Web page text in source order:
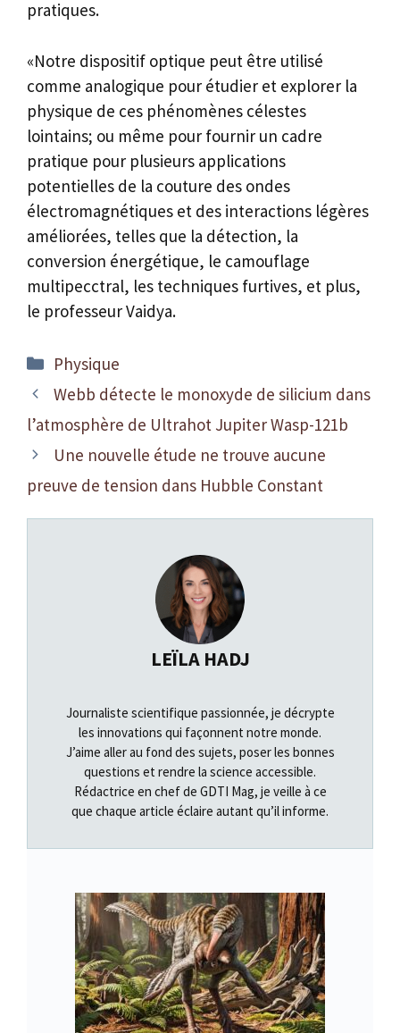
pratiques.
«Notre dispositif optique peut être utilisé
comme analogique pour étudier et explorer la
physique de ces phénomènes célestes
lointains; ou même pour fournir un cadre
pratique pour plusieurs applications
potentielles de la couture des ondes
électromagnétiques et des interactions légères
améliorées, telles que la détection, la
conversion énergétique, le camouflage
multipecctral, les techniques furtives, et plus,
le professeur Vaidya.
Catégories
Physique
Webb détecte le monoxyde de silicium dans
l’atmosphère de Ultrahot Jupiter Wasp-121b
Une nouvelle étude ne trouve aucune
preuve de tension dans Hubble Constant
LEÏLA HADJ
Journaliste scientifique passionnée, je décrypte
les innovations qui façonnent notre monde.
J’aime aller au fond des sujets, poser les bonnes
questions et rendre la science accessible.
Rédactrice en chef de GDTI Mag, je veille à ce
que chaque article éclaire autant qu’il informe.